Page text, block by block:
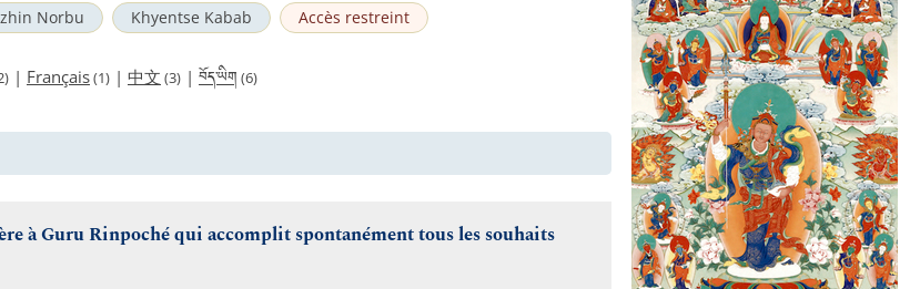
Norbu Khyentse Kabab Accès restreint
| Français(1) | 中文 (3) | བོད་ཡིག (6)
à Guru Rinpoché qui accomplit spontanément tous les souhaits